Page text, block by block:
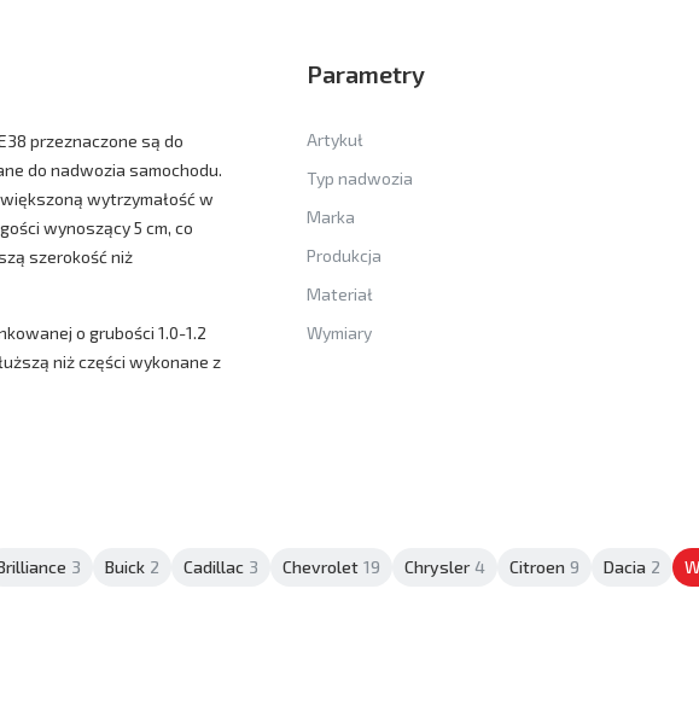
przeznaczone są do
do nadwozia samochodu.
wytrzymałość w
wynoszący 5 cm, co
szerokość niż
o grubości 1.0-1.2
niż części wykonane z
Parametry
Artykuł
Typ nadwozia
Marka
Produkcja
Materiał
Wymiary
3 Buick 2 Cadillac 3 Chevrolet 19 Chrysler 4 Citroen 9 Dacia 2